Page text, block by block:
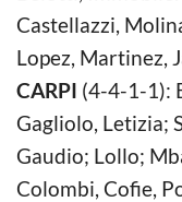
Castellazzi,
Lopez, Martinez,
CARPI (4-4-1-1):
Gagliolo, Letizia;
Gaudio; Lollo;
Colombi, Cofie,